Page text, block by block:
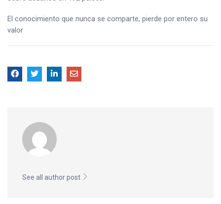
El conocimiento que nunca se comparte, pierde por entero su
valor
See all author post